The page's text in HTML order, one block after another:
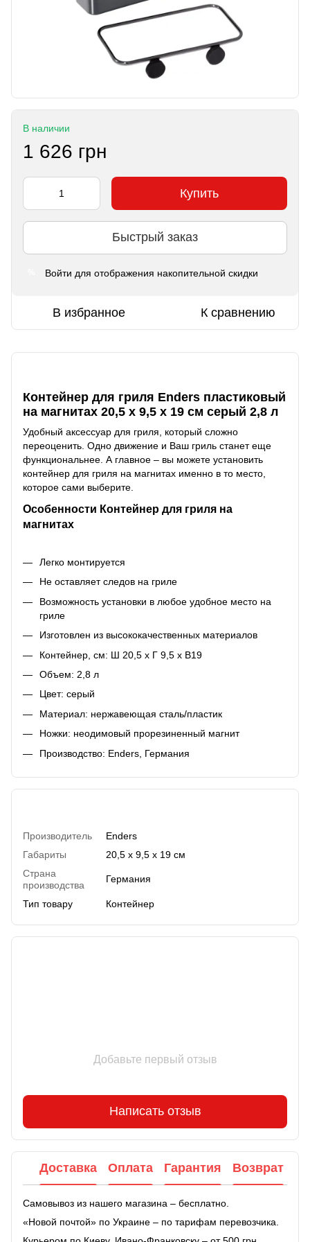
В наличии
1 626 грн
Купить
Быстрый заказ
Войти для отображения накопительной скидки
В избранное К сравнению
Контейнер для гриля Enders пластиковый
на магнитах 20,5 х 9,5 х 19 см серый 2,8 л
Удобный аксессуар для гриля, который сложно
переоценить. Одно движение и Ваш гриль станет еще
функциональнее. А главное – вы можете установить
контейнер для гриля на магнитах именно в то место,
которое сами выберите.
Особенности Контейнер для гриля на
магнитах
Легко монтируется
Не оставляет следов на гриле
Возможность установки в любое удобное место на
гриле
Изготовлен из высококачественных материалов
Контейнер, см: Ш 20,5 х Г 9,5 х В19
Объем: 2,8 л
Цвет: серый
Материал: нержавеющая сталь/пластик
Ножки: неодимовый прорезиненный магнит
Производство: Enders, Германия
Производитель
Enders
Габариты
20,5 х 9,5 х 19 см
Страна
производства
Германия
Тип товару Контейнер
Добавьте первый отзыв
Написать отзыв
Доставка Оплата Гарантия Возврат
Самовывоз из нашего магазина – бесплатно.
«Новой почтой» по Украине – по тарифам перевозчика.